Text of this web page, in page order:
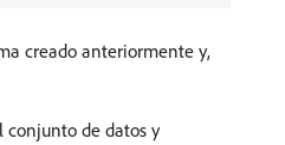
creado anteriormente y,
conjunto de datos y